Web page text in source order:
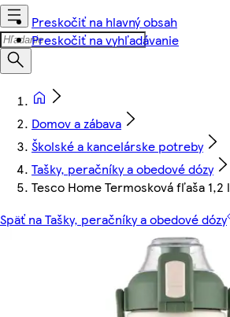
Preskočiť na hlavný obsah
Preskočiť na vyhľadávanie
Domov a zábava
Školské a kancelárske potreby
Tašky, peračníky a obedové dózy
Tesco Home Termosková fľaša 1,2 l
Späť na Tašky, peračníky a obedové dózy